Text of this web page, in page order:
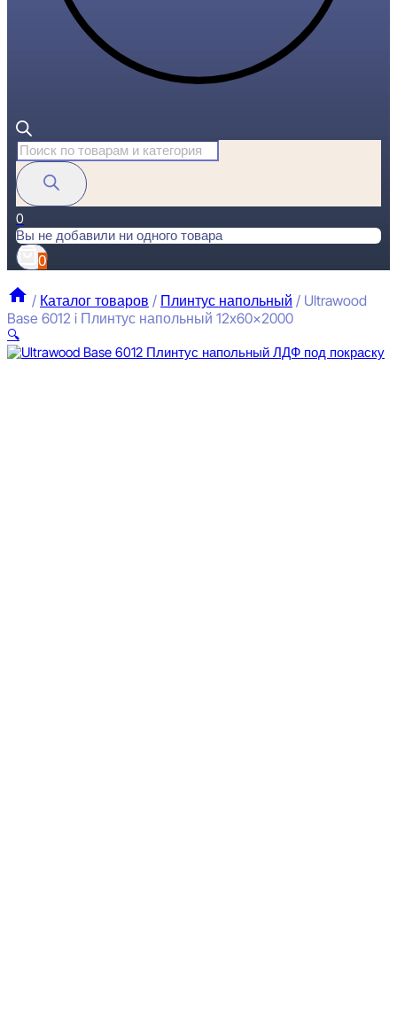
Поиск
товаров
0
Вы не добавили ни одного товара
0
/ Каталог товаров / Плинтус напольный / Ultrawood
Base 6012 i Плинтус напольный 12x60x2000
🔍